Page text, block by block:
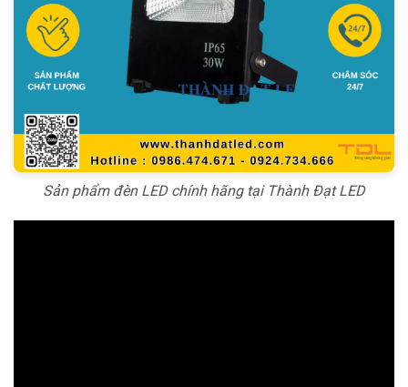
Sản phẩm đèn LED chính hãng tại Thành Đạt LED